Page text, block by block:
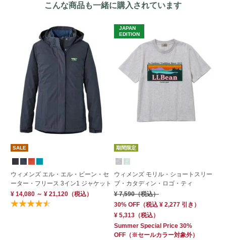
こんな商品も一緒に購入されています
SALE
ウィメンズ エル・エル・ビーン・セ
ーター・フリース 3イン1 ジャケット
¥ 14,080 ～ ¥ 21,120（税込）
JAPAN
EDITION
期間限定
ウィメンズ モリル・ショートスリー
ブ・カタディン・ロゴ・ティ
¥ 7,590（税込）
30% OFF （税込 ¥ 2,277 引き）
¥ 5,313 （税込）
Summer Special Price 30%
OFF （※セールカラー対象外）